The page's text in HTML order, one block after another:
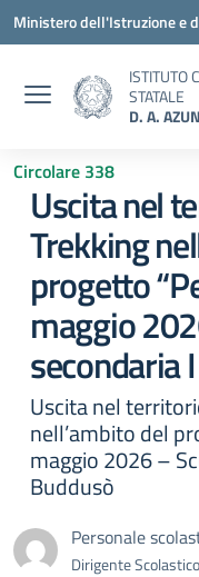
Vai ai contenuti
Vai al menu di navigazione
Vai al footer
Ministero dell'Istruzione e
ISTITUTO
STATALE
D. A.
Circolare 338
Uscita nel
Trekking
progetto
maggio
secondaria
Uscita nel
nell’ambito del
maggio 2026 –
Buddusò
Personale
Dirigente Scolastico